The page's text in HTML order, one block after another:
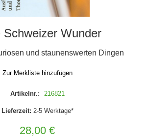
Schweizer Wunder
und staunenswerten Dingen
Zur Merkliste hinzufügen
Artikelnr.: 216821
Lieferzeit: 2-5 Werktage*
28,00 €